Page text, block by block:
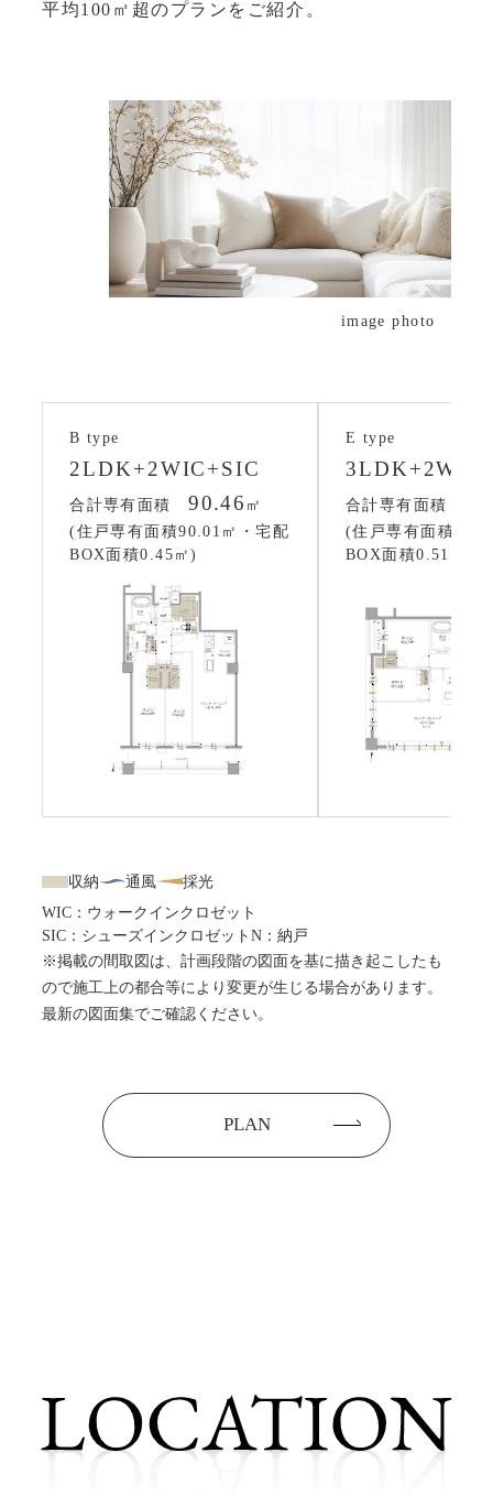
平均100㎡超のプランをご紹介。
image photo
B type
2LDK+2WIC+SIC
合計専有面積90.46 ㎡
(住戸専有面積90.01㎡・宅配
BOX面積0.45㎡)
E type
3LDK+
合計専有面積
(住戸専有面積
BOX面積0.51㎡)
収納 通風
採光
WIC：ウォークインクロゼット
SIC：シューズインクロゼットN：納戸
※掲載の間取図は、計画段階の図面を基に描き起こしたも
ので施工上の都合等により変更が生じる場合があります。
最新の図面集でご確認ください。
PLAN